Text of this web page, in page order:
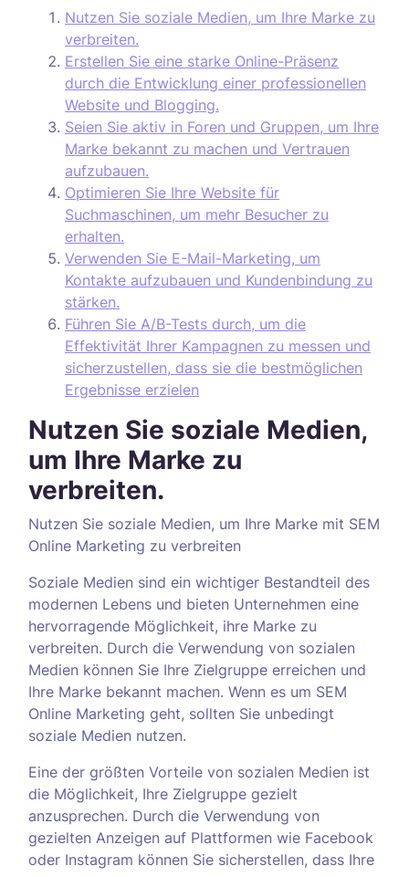
Nutzen Sie soziale Medien, um Ihre Marke zu
verbreiten.
Erstellen Sie eine starke Online-Präsenz
durch die Entwicklung einer professionellen
Website und Blogging.
Seien Sie aktiv in Foren und Gruppen, um Ihre
Marke bekannt zu machen und Vertrauen
aufzubauen.
Optimieren Sie Ihre Website für
Suchmaschinen, um mehr Besucher zu
erhalten.
Verwenden Sie E-Mail-Marketing, um
Kontakte aufzubauen und Kundenbindung zu
stärken.
Führen Sie A/B-Tests durch, um die
Effektivität Ihrer Kampagnen zu messen und
sicherzustellen, dass sie die bestmöglichen
Ergebnisse erzielen
Nutzen Sie soziale Medien,
um Ihre Marke zu
verbreiten.
Nutzen Sie soziale Medien, um Ihre Marke mit SEM
Online Marketing zu verbreiten
Soziale Medien sind ein wichtiger Bestandteil des
modernen Lebens und bieten Unternehmen eine
hervorragende Möglichkeit, ihre Marke zu
verbreiten. Durch die Verwendung von sozialen
Medien können Sie Ihre Zielgruppe erreichen und
Ihre Marke bekannt machen. Wenn es um SEM
Online Marketing geht, sollten Sie unbedingt
soziale Medien nutzen.
Eine der größten Vorteile von sozialen Medien ist
die Möglichkeit, Ihre Zielgruppe gezielt
anzusprechen. Durch die Verwendung von
gezielten Anzeigen auf Plattformen wie Facebook
oder Instagram können Sie sicherstellen, dass Ihre